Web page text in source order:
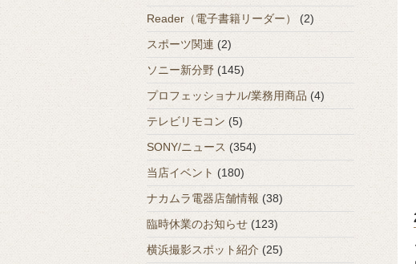
Reader（電子書籍リーダー）
(2)
スポーツ関連 (2)
ソニー新分野 (145)
プロフェッショナル/業務用商品 (4)
テレビリモコン (5)
SONY/ニュース (354)
当店イベント (180)
ナカムラ電器店舗情報 (38)
臨時休業のお知らせ (123)
横浜撮影スポット紹介 (25)